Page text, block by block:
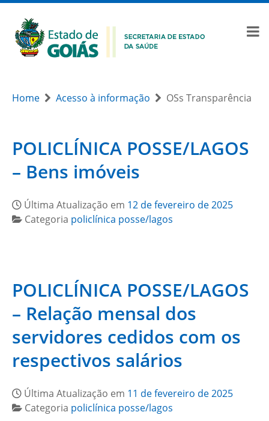
Home Acesso à informação OSs Transparência
POLICLÍNICA POSSE/LAGOS
– Bens imóveis
Última Atualização em 12 de fevereiro de 2025
Categoria policlínica posse/lagos
POLICLÍNICA POSSE/LAGOS
– Relação mensal dos
servidores cedidos com os
respectivos salários
Última Atualização em 11 de fevereiro de 2025
Categoria policlínica posse/lagos